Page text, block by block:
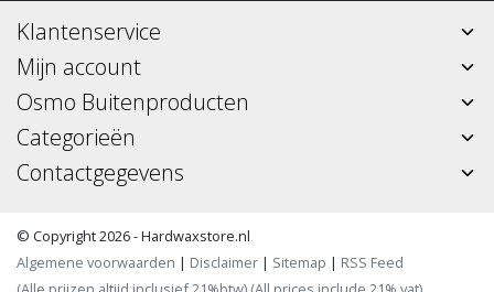
Klantenservice
Mijn account
Osmo Buitenproducten
Categorieën
Contactgegevens
© Copyright 2026 - Hardwaxstore.nl
Algemene voorwaarden | Disclaimer | Sitemap | RSS Feed